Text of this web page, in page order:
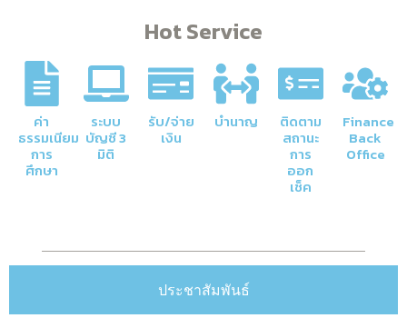
Hot Service
ค่า
ธรรมเนียม
การ
ศึกษา
ระบบ
บัญชี 3
มิติ
รับ/จ่าย
เงิน
บำนาญ ติดตาม
สถานะ
การ
ออก
เช็ค
Finance
Back
Office
ประชาสัมพันธ์